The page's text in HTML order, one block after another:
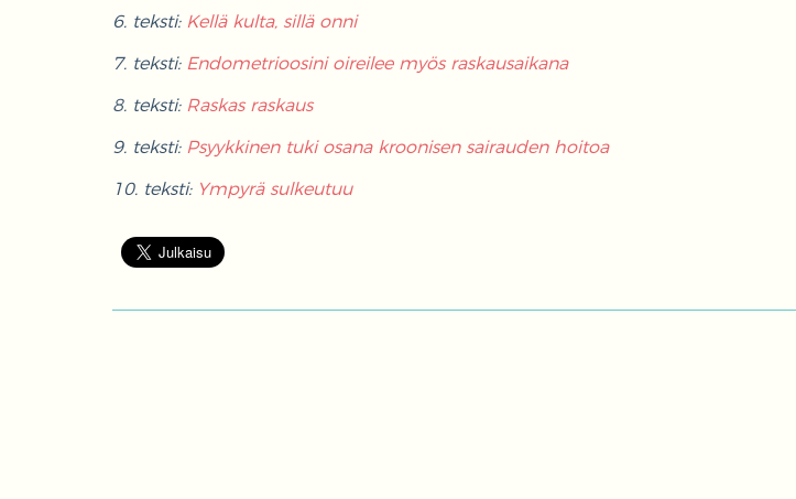
6. teksti: Kellä kulta, sillä onni
7. teksti: Endometrioosini oireilee myös raskausaikana
8. teksti: Raskas raskaus
9. teksti: Psyykkinen tuki osana kroonisen sairauden hoitoa
10. teksti: Ympyrä sulkeutuu